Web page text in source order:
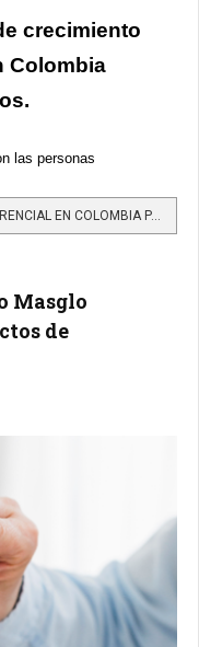
crecimiento
Colombia
las personas
LEER MÁS…CARAT MODIFICA SU LÍNEA GERENCIAL EN COLOMBIA PARA IMPULSAR SU VISIÓN DE DESIGNING FOR PEOPLE
Masglo
de